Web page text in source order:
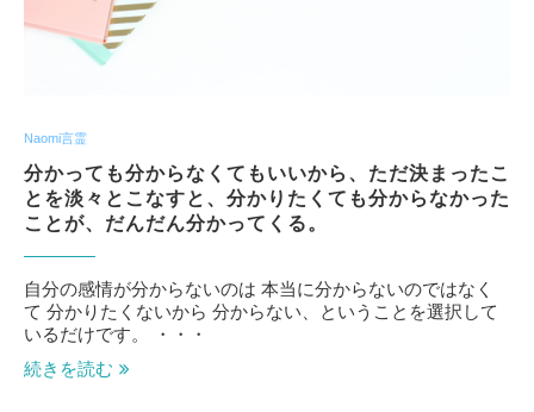
Naomi言霊
分かっても分からなくてもいいから、ただ決まったこ
とを淡々とこなすと、分かりたくても分からなかった
ことが、だんだん分かってくる。
自分の感情が分からないのは 本当に分からないのではなく
て 分かりたくないから 分からない、ということを選択して
いるだけです。 ・・・
続きを読む